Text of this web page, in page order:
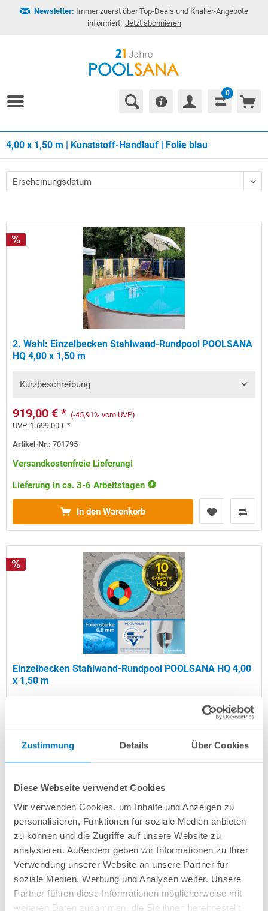
Zustimmung Details Über Cookies
Diese Webseite verwendet Cookies
Wir verwenden Cookies, um Inhalte und Anzeigen zu
personalisieren, Funktionen für soziale Medien anbieten
zu können und die Zugriffe auf unsere Website zu
analysieren. Außerdem geben wir Informationen zu Ihrer
Verwendung unserer Website an unsere Partner für
soziale Medien, Werbung und Analysen weiter. Unsere
Partner führen diese Informationen möglicherweise mit
weiteren Daten zusammen, die Sie ihnen bereitgestellt
Newsletter: Immer zuerst über Top-Deals und Knaller-Angebote
informiert. Jetzt abonnieren
0
4,00 x 1,50 m | Kunststoff-Handlauf | Folie blau
2. Wahl: Einzelbecken Stahlwand-Rundpool POOLSANA
HQ 4,00 x 1,50 m
Kurzbeschreibung
919,00 € * (-45,91% vom UVP)
UVP: 1.699,00 € *
Artikel-Nr.:701795
Versandkostenfreie Lieferung!
Lieferung in ca. 3-6 Arbeitstagen
In den Warenkorb
Einzelbecken Stahlwand-Rundpool POOLSANA HQ 4,00
x 1,50 m
UVP:1.699,00 € *
Versandkostenfreie Lieferung!
Lieferung in ca. 3-6 Arbeitstagen
In den Warenkorb